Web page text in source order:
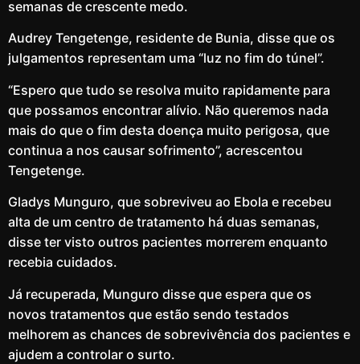
semanas de crescente medo.
Audrey Tengetenge, residente de Bunia, disse que os
julgamentos representam uma “luz no fim do túnel”.
“Espero que tudo se resolva muito rapidamente para
que possamos encontrar alívio. Não queremos nada
mais do que o fim desta doença muito perigosa, que
continua a nos causar sofrimento”, acrescentou
Tengetenge.
Gladys Munguro, que sobreviveu ao Ebola e recebeu
alta de um centro de tratamento há duas semanas,
disse ter visto outros pacientes morrerem enquanto
recebia cuidados.
Já recuperada, Munguro disse que espera que os
novos tratamentos que estão sendo testados
melhorem as chances de sobrevivência dos pacientes e
ajudem a controlar o surto.